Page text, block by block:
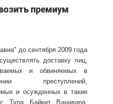
премиум
до сентября 2009 года
доставку лиц,
и обвиняемых в
преступлений,
и осужденных в такие
Тура, Байкит, Ванавара,